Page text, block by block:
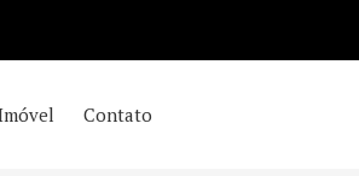
Contato